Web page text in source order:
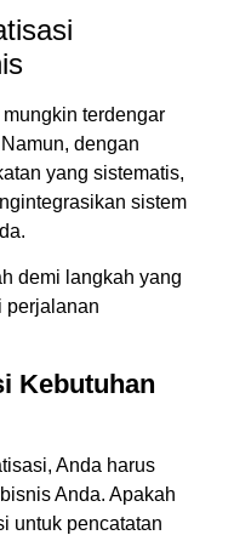
terdengar
dengan
yang sistematis,
sistem
demi langkah yang
perjalanan
Kebutuhan
Anda harus
Anda. Apakah
untuk pencatatan